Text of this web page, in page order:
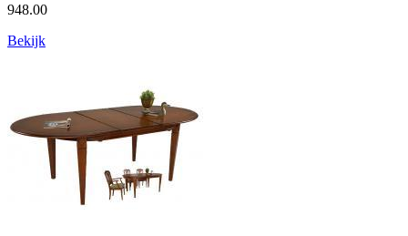
948.00
Bekijk